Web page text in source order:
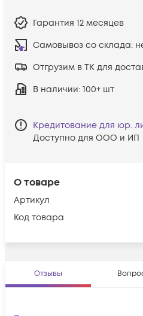
О товаре
Артикул
Код товара
Гарантия 12 месяцев
Самовывоз со склада:
Отгрузим в ТК для
В наличии: 100+ шт
Кредитование для юр.
Доступно для ООО и ИП
Отзывы